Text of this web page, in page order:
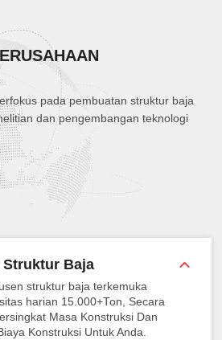
pada pembuatan struktur baja
dan pengembangan teknologi
Baja
struktur baja terkemuka
harian 15.000+Ton, Secara
Masa Konstruksi Dan
Konstruksi Untuk Anda.